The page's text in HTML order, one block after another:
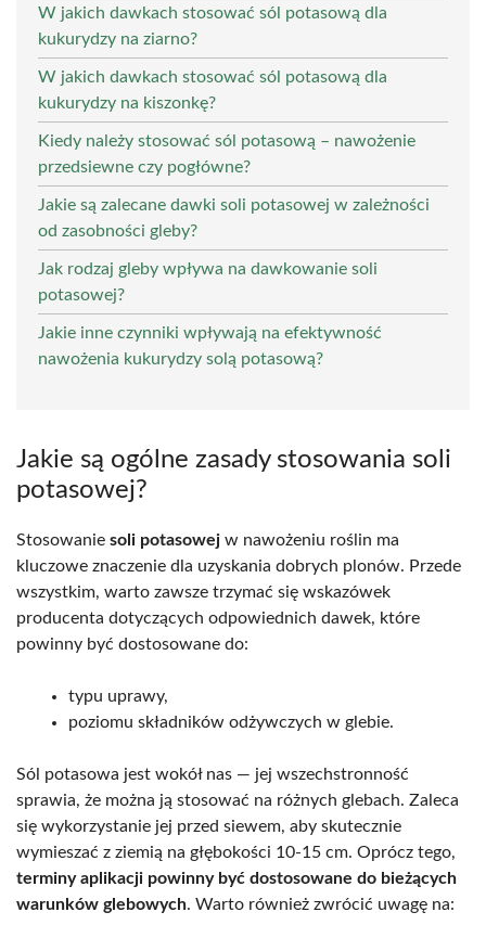
W jakich dawkach stosować sól potasową dla
kukurydzy na ziarno?
W jakich dawkach stosować sól potasową dla
kukurydzy na kiszonkę?
Kiedy należy stosować sól potasową – nawożenie
przedsiewne czy pogłówne?
Jakie są zalecane dawki soli potasowej w zależności
od zasobności gleby?
Jak rodzaj gleby wpływa na dawkowanie soli
potasowej?
Jakie inne czynniki wpływają na efektywność
nawożenia kukurydzy solą potasową?
Jakie są ogólne zasady stosowania soli
potasowej?
Stosowanie soli potasowej w nawożeniu roślin ma
kluczowe znaczenie dla uzyskania dobrych plonów. Przede
wszystkim, warto zawsze trzymać się wskazówek
producenta dotyczących odpowiednich dawek, które
powinny być dostosowane do:
typu uprawy,
poziomu składników odżywczych w glebie.
Sól potasowa jest wokół nas — jej wszechstronność
sprawia, że można ją stosować na różnych glebach. Zaleca
się wykorzystanie jej przed siewem, aby skutecznie
wymieszać z ziemią na głębokości 10-15 cm. Oprócz tego,
terminy aplikacji powinny być dostosowane do bieżących
warunków glebowych. Warto również zwrócić uwagę na: